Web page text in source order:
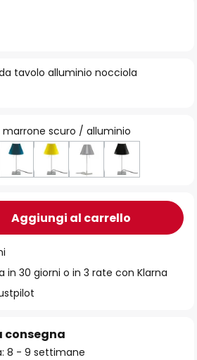
tavolo alluminio nocciola
marrone scuro / alluminio
Aggiungi al carrello
in 30 giorni o in 3 rate con Klarna
consegna
8 - 9 settimane